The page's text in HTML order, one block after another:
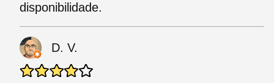
disponibilidade.
D. V.